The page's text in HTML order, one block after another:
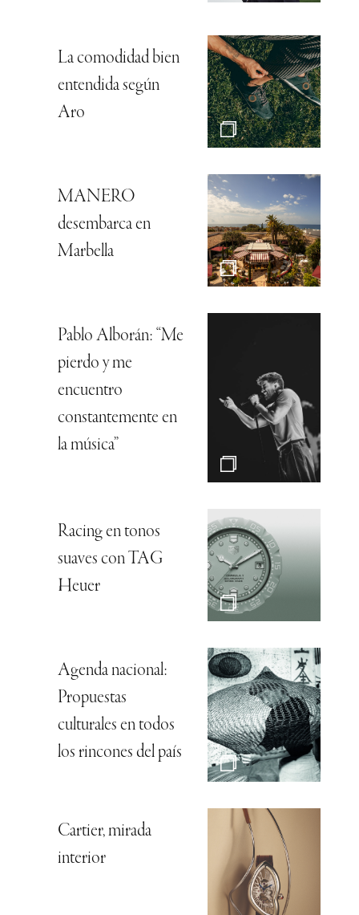
La comodidad bien
entendida según
Aro
MANERO
desembarca en
Marbella
Pablo Alborán: “Me
pierdo y me
encuentro
constantemente en
la música”
Racing en tonos
suaves con TAG
Heuer
Agenda nacional:
Propuestas
culturales en todos
los rincones del país
Cartier, mirada
interior